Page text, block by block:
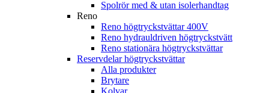
Spolrör med & utan isolerhandtag
Reno
Reno högtryckstvättar 400V
Reno hydrauldriven högtryckstvätt
Reno stationära högtryckstvättar
Reservdelar högtryckstvättar
Alla produkter
Brytare
Kolvar